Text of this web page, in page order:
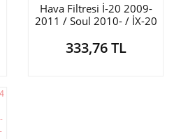
Hava Filtresi İ-20 2009-
2011 / Soul 2010- / İX-20
333,76 TL